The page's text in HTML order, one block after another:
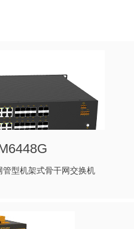
型机架式骨干网交换机